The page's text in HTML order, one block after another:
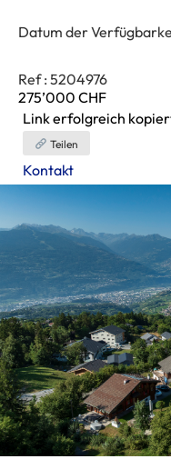
Datum der
Ref : 5204976
275’000 CHF
Link erfolgreich
Teilen
Kontakt